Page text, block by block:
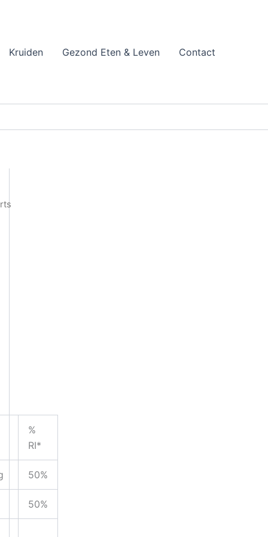
Kruiden Gezond Eten & Leven Contact
%
RI*
50%
50%